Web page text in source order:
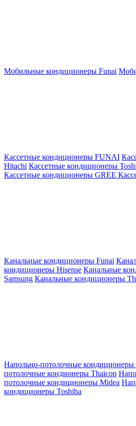
Мобильные кондиционеры Funai
Кассетные кондиционеры FUNAI
Hitachi Кассетные кондиционеры
Кассетные кондиционеры GREE
Канальные кондиционеры Funai
кондиционеры Hisense Канальные
Samsung Канальные кондиционеры
Напольно-потолочные кондиционеры
потолочные кондионеры Thaicon
потолочные кондиционеры Midea
кондиционеры Toshiba